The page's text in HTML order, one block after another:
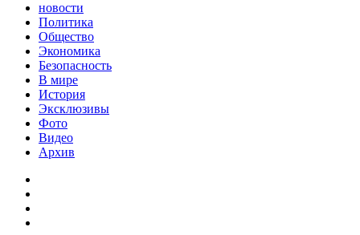
новости
Политика
Общество
Экономика
Безопасность
В мире
История
Эксклюзивы
Фото
Видео
Архив